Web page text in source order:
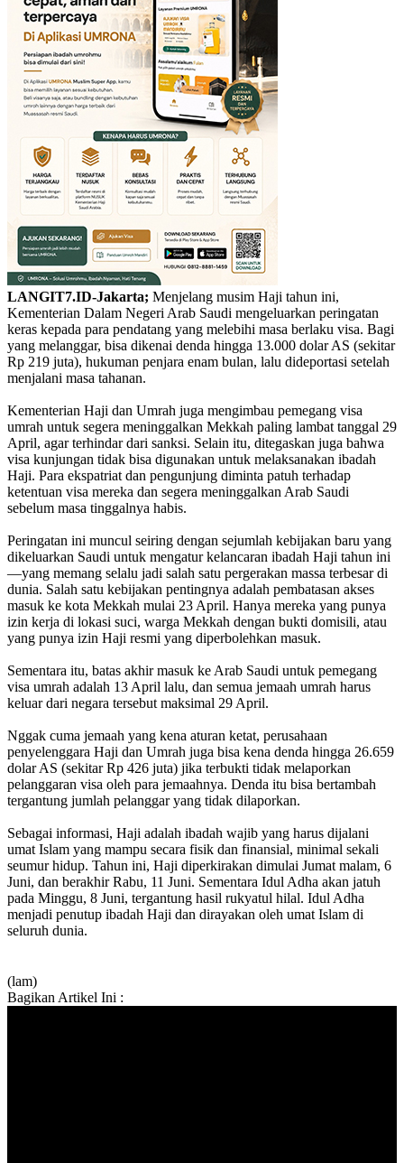
LANGIT7.ID-Jakarta; Menjelang musim Haji tahun ini,
Kementerian Dalam Negeri Arab Saudi mengeluarkan peringatan
keras kepada para pendatang yang melebihi masa berlaku visa. Bagi
yang melanggar, bisa dikenai denda hingga 13.000 dolar AS (sekitar
Rp 219 juta), hukuman penjara enam bulan, lalu dideportasi setelah
menjalani masa tahanan.
Kementerian Haji dan Umrah juga mengimbau pemegang visa
umrah untuk segera meninggalkan Mekkah paling lambat tanggal 29
April, agar terhindar dari sanksi. Selain itu, ditegaskan juga bahwa
visa kunjungan tidak bisa digunakan untuk melaksanakan ibadah
Haji. Para ekspatriat dan pengunjung diminta patuh terhadap
ketentuan visa mereka dan segera meninggalkan Arab Saudi
sebelum masa tinggalnya habis.
Peringatan ini muncul seiring dengan sejumlah kebijakan baru yang
dikeluarkan Saudi untuk mengatur kelancaran ibadah Haji tahun ini
—yang memang selalu jadi salah satu pergerakan massa terbesar di
dunia. Salah satu kebijakan pentingnya adalah pembatasan akses
masuk ke kota Mekkah mulai 23 April. Hanya mereka yang punya
izin kerja di lokasi suci, warga Mekkah dengan bukti domisili, atau
yang punya izin Haji resmi yang diperbolehkan masuk.
Sementara itu, batas akhir masuk ke Arab Saudi untuk pemegang
visa umrah adalah 13 April lalu, dan semua jemaah umrah harus
keluar dari negara tersebut maksimal 29 April.
Nggak cuma jemaah yang kena aturan ketat, perusahaan
penyelenggara Haji dan Umrah juga bisa kena denda hingga 26.659
dolar AS (sekitar Rp 426 juta) jika terbukti tidak melaporkan
pelanggaran visa oleh para jemaahnya. Denda itu bisa bertambah
tergantung jumlah pelanggar yang tidak dilaporkan.
Sebagai informasi, Haji adalah ibadah wajib yang harus dijalani
umat Islam yang mampu secara fisik dan finansial, minimal sekali
seumur hidup. Tahun ini, Haji diperkirakan dimulai Jumat malam, 6
Juni, dan berakhir Rabu, 11 Juni. Sementara Idul Adha akan jatuh
pada Minggu, 8 Juni, tergantung hasil rukyatul hilal. Idul Adha
menjadi penutup ibadah Haji dan dirayakan oleh umat Islam di
seluruh dunia.
(lam)
Bagikan Artikel Ini :